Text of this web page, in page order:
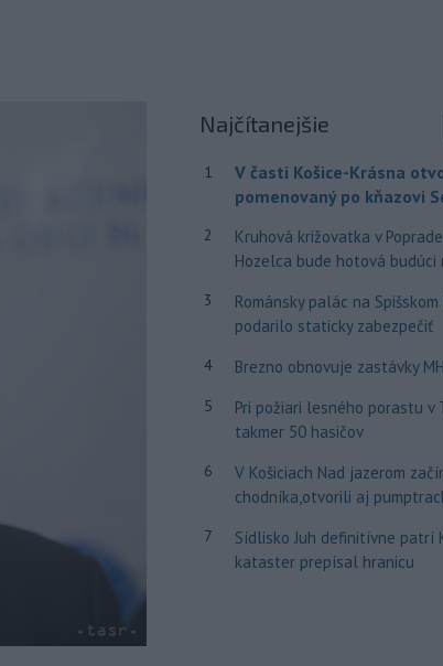
Najčítanejšie
1
V časti Košice-Krásna
pomenovaný po kňazovi
2
Kruhová križovatka v
Hozelca bude hotová budúci
3
Románsky palác na
podarilo staticky zabezpečiť
4 Brezno obnovuje zastávky
5
Pri požiari lesného porastu v
takmer 50 hasičov
6
V Košiciach Nad jazerom
chodníka,otvorili aj
7
Sídlisko Juh definitívne patrí
kataster prepísal hranicu